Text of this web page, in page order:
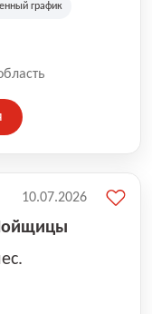
график
10.07.2026